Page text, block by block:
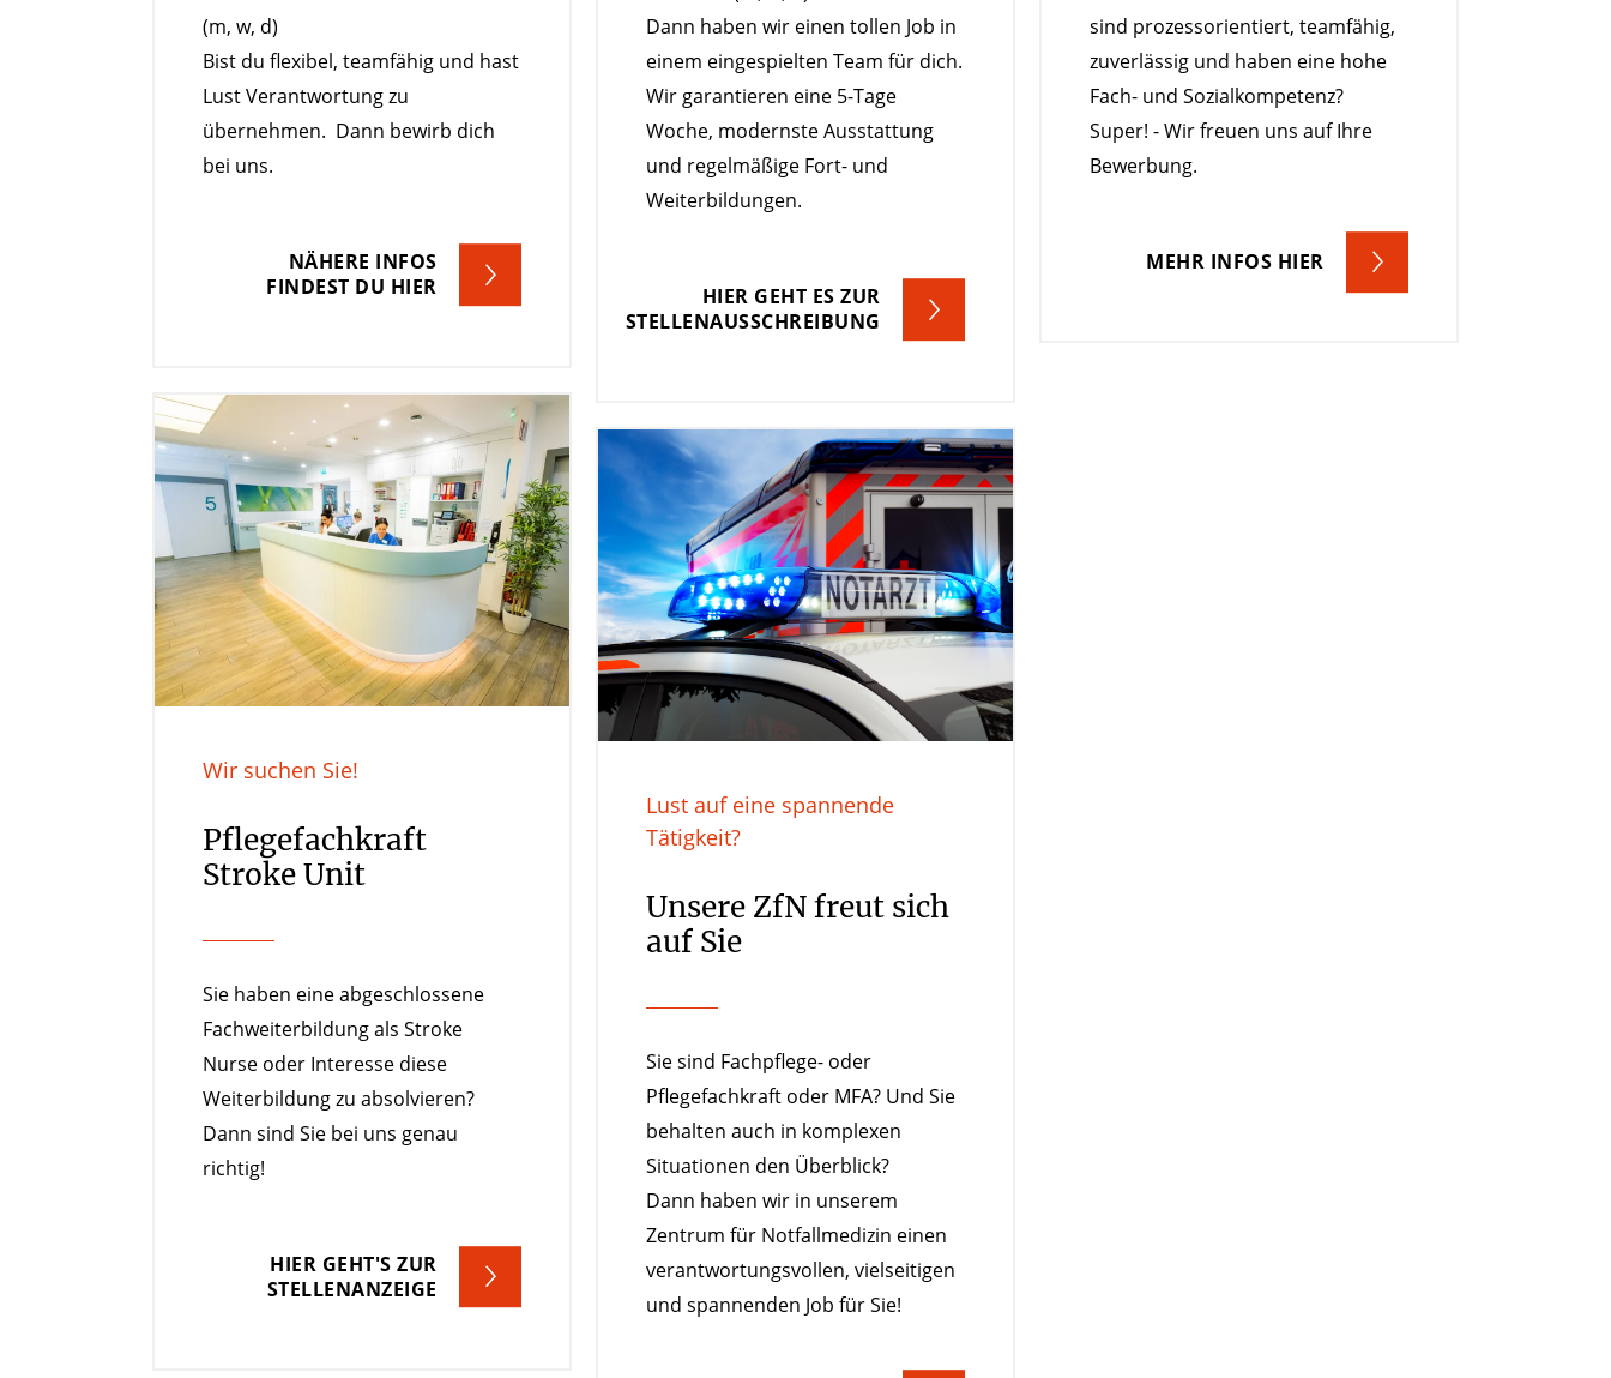
(m, w, d)
Bist du flexibel, teamfähig und hast
Lust Verantwortung zu
übernehmen. Dann bewirb dich
bei uns.
NÄHERE INFOS
FINDEST DU HIER
Dann haben wir einen tollen Job in
einem eingespielten Team für dich.
Wir garantieren eine 5-Tage
Woche, modernste Ausstattung
und regelmäßige Fort- und
Weiterbildungen.
HIER GEHT ES ZUR
STELLENAUSSCHREIBUNG
sind prozessorientiert, teamfähig,
zuverlässig und haben eine hohe
Fach- und Sozialkompetenz?
Super! - Wir freuen uns auf Ihre
Bewerbung.
MEHR INFOS HIER
Wir suchen Sie!
Pflegefachkraft
Stroke Unit
Sie haben eine abgeschlossene
Fachweiterbildung als Stroke
Nurse oder Interesse diese
Weiterbildung zu absolvieren?
Dann sind Sie bei uns genau
richtig!
HIER GEHT'S ZUR
STELLENANZEIGE
Lust auf eine spannende
Tätigkeit?
Unsere ZfN freut sich
auf Sie
Sie sind Fachpflege- oder
Pflegefachkraft oder MFA? Und Sie
behalten auch in komplexen
Situationen den Überblick?
Dann haben wir in unserem
Zentrum für Notfallmedizin einen
verantwortungsvollen, vielseitigen
und spannenden Job für Sie!